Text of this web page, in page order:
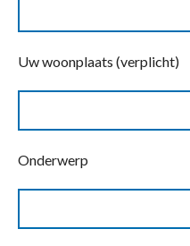
Uw woonplaats (verplicht)
Onderwerp